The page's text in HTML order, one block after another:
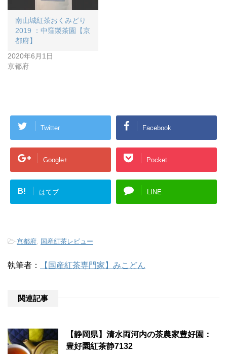
南山城紅茶おくみどり
2019 ：中窪製茶園【京
都府】
2020年6月1日
京都府
Twitter Facebook
Google+ Pocket
B! はてブ LINE
-京都府, 国産紅茶レビュー
執筆者： 【国産紅茶専門家】みこどん
関連記事
【静岡県】清水両河内の茶農家豊好園：
豊好園紅茶静7132